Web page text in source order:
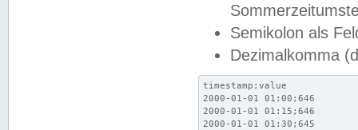
Semikolon als
Dezimalkomma
timestamp;value
2000-01-01 01:00;646
2000-01-01 01:15;646
2000-01-01 01:30;645